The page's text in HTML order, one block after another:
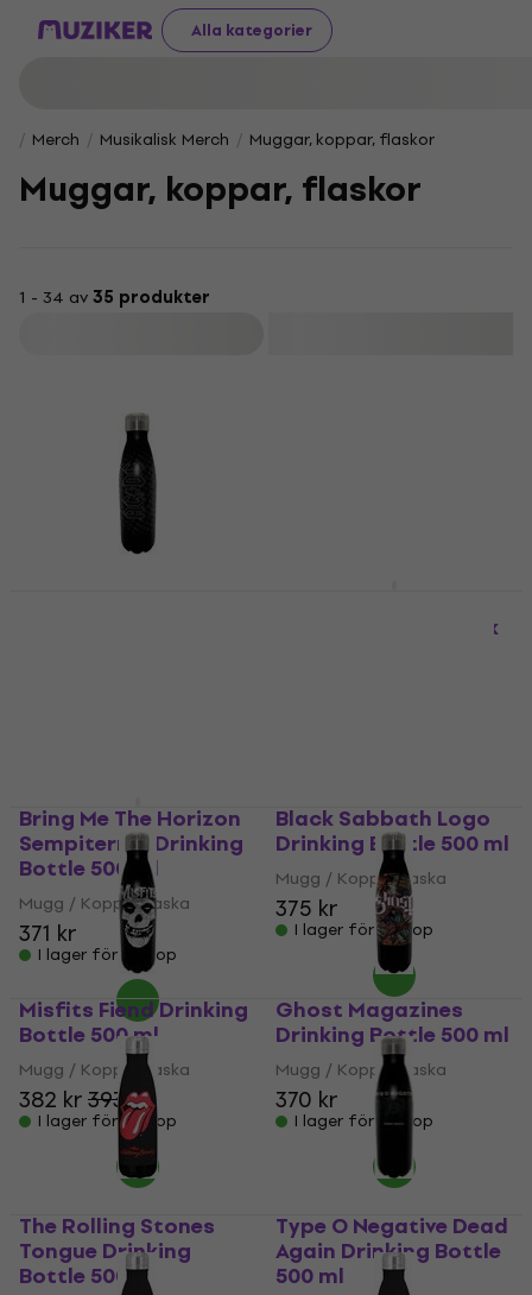
Alla kategorier
Merch Musikalisk Merch Muggar, koppar, flaskor
Muggar, koppar, flaskor
1 - 34 av35 produkter
Drinking Bottle Black
Bring Me The Horizon
Sempiternal Drinking
Bottle 500 ml
Mugg / Kopp / Flaska
371 kr
I lager för E-shop
Black Sabbath Logo
Drinking Bottle 500 ml
Mugg / Kopp / Flaska
375 kr
I lager för E-shop
Misfits Fiend Drinking
Bottle 500 ml
Mugg / Kopp / Flaska
382 kr393 kr
I lager för E-shop
Ghost Magazines
Drinking Bottle 500 ml
Mugg / Kopp / Flaska
370 kr
I lager för E-shop
The Rolling Stones
Tongue Drinking
Bottle 500 ml
Type O Negative Dead
Again Drinking Bottle
500 ml